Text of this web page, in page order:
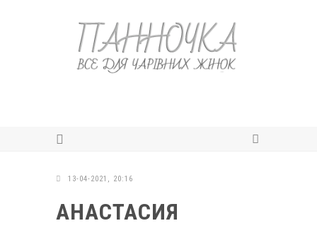
13-04-2021, 20:16
АНАСТАСИЯ